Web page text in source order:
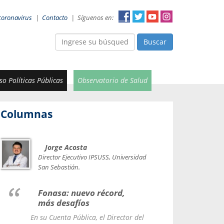
| Contacto | Síguenos en:
Buscar
Políticas Públicas Observatorio de Salud
Columnas
Jorge Acosta
Director Ejecutivo IPSUSS, Universidad
San Sebastián.
Fonasa: nuevo récord,
más desafíos
En su Cuenta Pública, el Director del